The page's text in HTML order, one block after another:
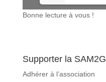
Bonne lecture à vous !
Supporter la SAM2G
Adhérer à l’association